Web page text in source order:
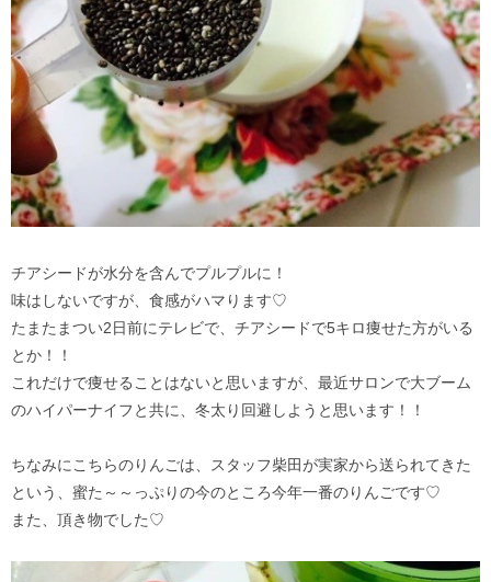
チアシードが水分を含んでプルプルに！
味はしないですが、食感がハマります♡
たまたまつい2日前にテレビで、チアシードで5キロ痩せた方がいる
とか！！
これだけで痩せることはないと思いますが、最近サロンで大ブーム
のハイパーナイフと共に、冬太り回避しようと思います！！
ちなみにこちらのりんごは、スタッフ柴田が実家から送られてきた
という、蜜た～～っぷりの今のところ今年一番のりんごです♡
また、頂き物でした♡